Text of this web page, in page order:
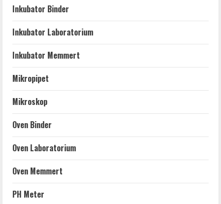
Inkubator Binder
Inkubator Laboratorium
Inkubator Memmert
Mikropipet
Mikroskop
Oven Binder
Oven Laboratorium
Oven Memmert
PH Meter